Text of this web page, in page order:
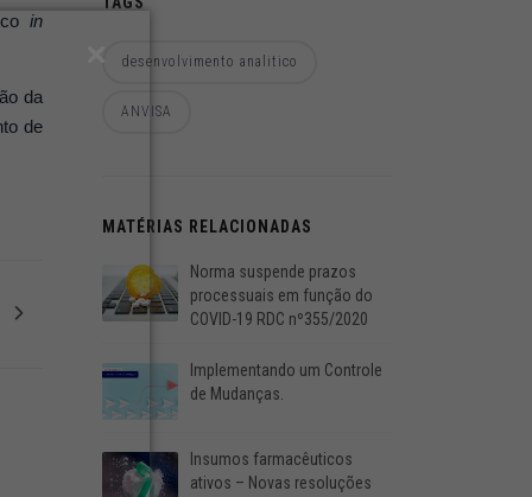
in
da
de
desenvolvimento analitico
ANVISA
MATÉRIAS RELACIONADAS
Norma suspende prazos
processuais em função do
COVID-19 RDC nº355/2020
Implementando um Controle
de Mudanças.
Insumos farmacêuticos
ativos – Novas resoluções